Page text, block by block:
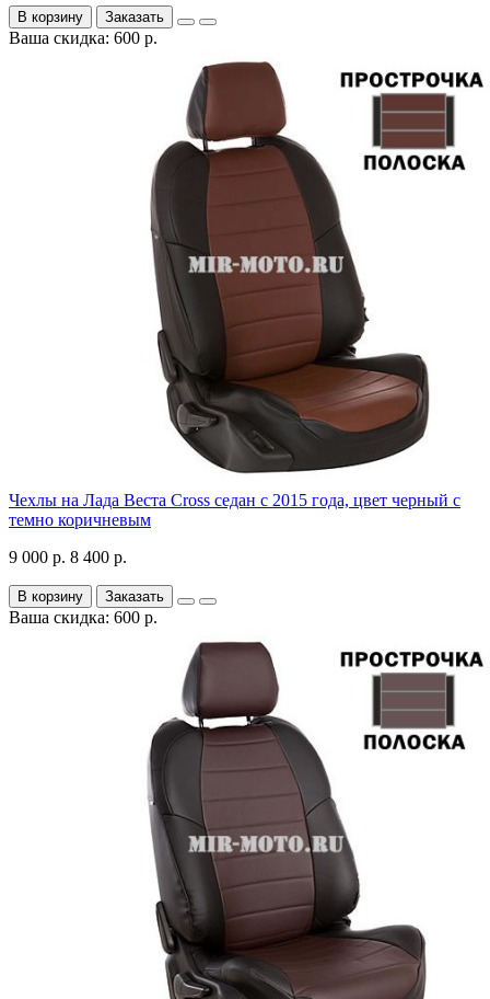
В корзину Заказать
Ваша скидка: 600 р.
Чехлы на Лада Веста Cross седан с 2015 года, цвет черный с
темно коричневым
9 000 р. 8 400 р.
В корзину Заказать
Ваша скидка: 600 р.